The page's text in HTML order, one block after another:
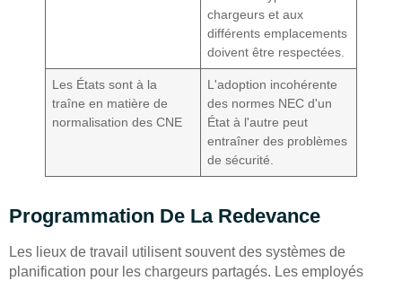
chargeurs et aux
différents emplacements
doivent être respectées.
Les États sont à la
traîne en matière de
normalisation des CNE
L'adoption incohérente
des normes NEC d'un
État à l'autre peut
entraîner des problèmes
de sécurité.
Programmation De La Redevance
Les lieux de travail utilisent souvent des systèmes de
planification pour les chargeurs partagés. Les employés